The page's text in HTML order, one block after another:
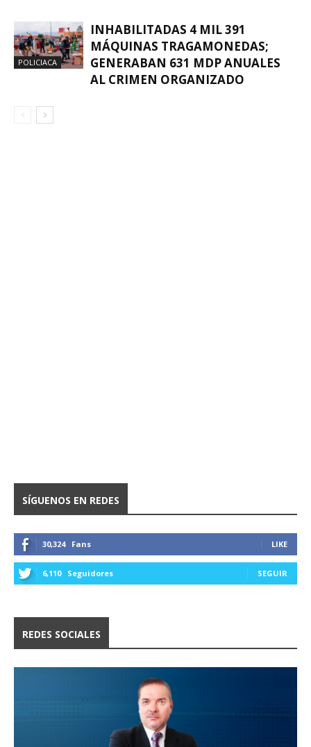
POLICIACA
INHABILITADAS 4 MIL 391
MÁQUINAS TRAGAMONEDAS;
GENERABAN 631 MDP ANUALES
AL CRIMEN ORGANIZADO
SÍGUENOS EN REDES
30,324 Fans LIKE
6,110 Seguidores SEGUIR
REDES SOCIALES